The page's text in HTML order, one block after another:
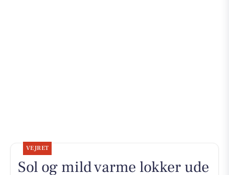
VEJRET
Sol og mild varme lokker ude